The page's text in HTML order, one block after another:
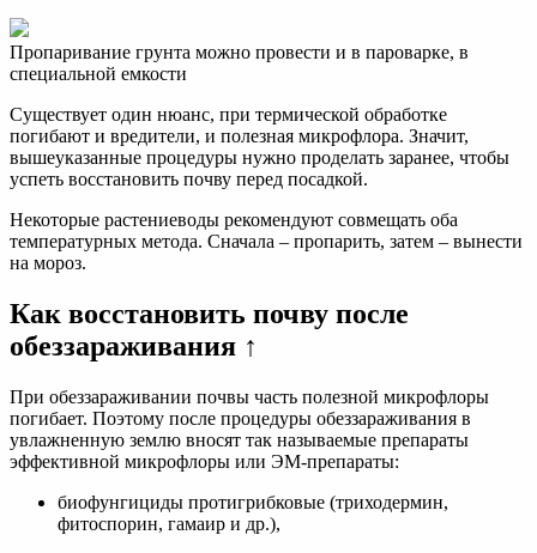
Пропаривание грунта можно провести и в пароварке, в
специальной емкости
Существует один нюанс, при термической обработке
погибают и вредители, и полезная микрофлора. Значит,
вышеуказанные процедуры нужно проделать заранее, чтобы
успеть восстановить почву перед посадкой.
Некоторые растениеводы рекомендуют совмещать оба
температурных метода. Сначала – пропарить, затем – вынести
на мороз.
Как восстановить почву после
обеззараживания ↑
При обеззараживании почвы часть полезной микрофлоры
погибает. Поэтому после процедуры обеззараживания в
увлажненную землю вносят так называемые препараты
эффективной микрофлоры или ЭМ-препараты:
биофунгициды протигрибковые (триходермин,
фитоспорин, гамаир и др.),